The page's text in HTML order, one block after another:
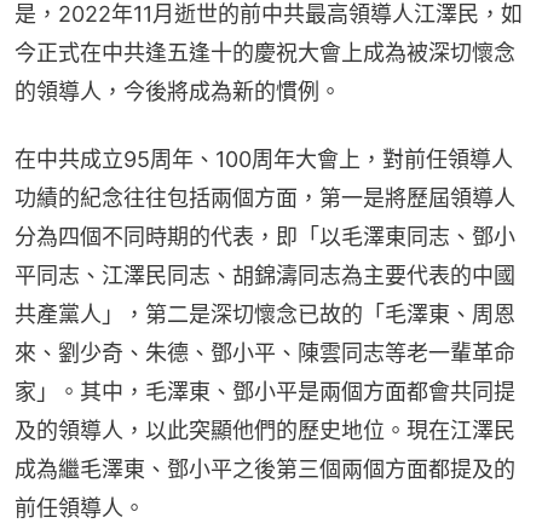
是，2022年11月逝世的前中共最高領導人江澤民，如
今正式在中共逢五逢十的慶祝大會上成為被深切懷念
的領導人，今後將成為新的慣例。
在中共成立95周年、100周年大會上，對前任領導人
功績的紀念往往包括兩個方面，第一是將歷屆領導人
分為四個不同時期的代表，即「以毛澤東同志、鄧小
平同志、江澤民同志、胡錦濤同志為主要代表的中國
共產黨人」，第二是深切懷念已故的「毛澤東、周恩
來、劉少奇、朱德、鄧小平、陳雲同志等老一輩革命
家」。其中，毛澤東、鄧小平是兩個方面都會共同提
及的領導人，以此突顯他們的歷史地位。現在江澤民
成為繼毛澤東、鄧小平之後第三個兩個方面都提及的
前任領導人。